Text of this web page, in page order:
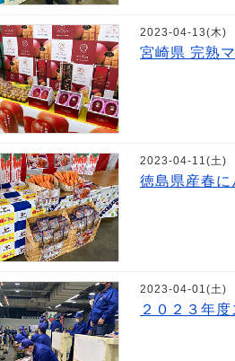
2023-04-13(木)
宮崎県 完熟
2023-04-11(土)
徳島県産春
2023-04-01(土)
２０２３年度